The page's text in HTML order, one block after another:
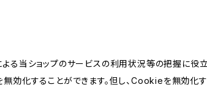
る当ショップのサービスの利用状況等の把握に役
化することができます。但し、Cookieを無効化す